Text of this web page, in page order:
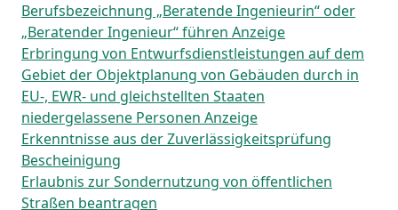
Berufsbezeichnung „Beratende Ingenieurin“ oder
„Beratender Ingenieur“ führen Anzeige
Erbringung von Entwurfsdienstleistungen auf dem
Gebiet der Objektplanung von Gebäuden durch in
EU-, EWR- und gleichstellten Staaten
niedergelassene Personen Anzeige
Erkenntnisse aus der Zuverlässigkeitsprüfung
Bescheinigung
Erlaubnis zur Sondernutzung von öffentlichen
Straßen beantragen